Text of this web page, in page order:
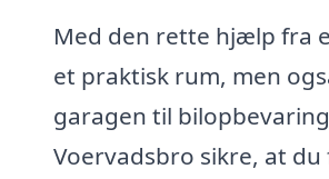
Med den rette hjælp fra
et praktisk rum, men
garagen til
Voervadsbro sikre, at